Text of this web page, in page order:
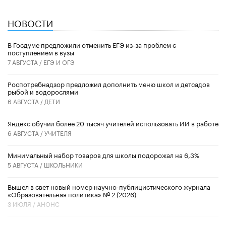
НОВОСТИ
В Госдуме предложили отменить ЕГЭ из-за проблем с
поступлением в вузы
7 АВГУСТА / ЕГЭ И ОГЭ
Роспотребнадзор предложил дополнить меню школ и детсадов
рыбой и водорослями
6 АВГУСТА / ДЕТИ
​Яндекс обучил более 20 тысяч учителей использовать ИИ в работе
6 АВГУСТА /УЧИТЕЛЯ
Минимальный набор товаров для школы подорожал на 6,3%
5 АВГУСТА / ШКОЛЬНИКИ
Вышел в свет новый номер научно-публицистического журнала
«Образовательная политика» № 2 (2026)
3 ИЮЛЯ / АНОНС